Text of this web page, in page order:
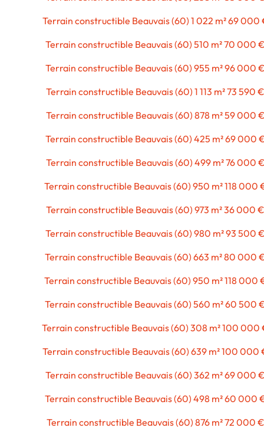
Terrain constructible Beauvais (60) 1 022 m² 69 000
Terrain constructible Beauvais (60) 510 m² 70 000
Terrain constructible Beauvais (60) 955 m² 96 000
Terrain constructible Beauvais (60) 1 113 m² 73 590 €
Terrain constructible Beauvais (60) 878 m² 59 000
Terrain constructible Beauvais (60) 425 m² 69 000
Terrain constructible Beauvais (60) 499 m² 76 000
Terrain constructible Beauvais (60) 950 m² 118 000
Terrain constructible Beauvais (60) 973 m² 36 000 €
Terrain constructible Beauvais (60) 980 m² 93 500
Terrain constructible Beauvais (60) 663 m² 80 000
Terrain constructible Beauvais (60) 950 m² 118 000
Terrain constructible Beauvais (60) 560 m² 60 500
Terrain constructible Beauvais (60) 308 m² 100 000
Terrain constructible Beauvais (60) 639 m² 100 000
Terrain constructible Beauvais (60) 362 m² 69 000
Terrain constructible Beauvais (60) 498 m² 60 000
Terrain constructible Beauvais (60) 876 m² 72 000 €